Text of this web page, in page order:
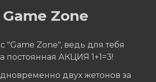
Zone
"Game Zone", ведь для тебя
постоянная АКЦИЯ 1+1=3!
двух жетонов за